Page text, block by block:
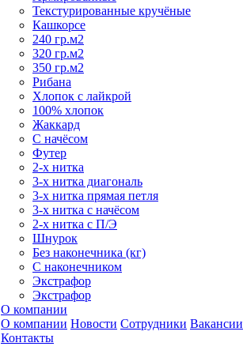
Текстурированные кручёные
Кашкорсе
240 гр.м2
320 гр.м2
350 гр.м2
Рибана
Хлопок с лайкрой
100% хлопок
Жаккард
С начёсом
Футер
2-х нитка
3-х нитка диагональ
3-х нитка прямая петля
3-х нитка с начёсом
2-х нитка с П/Э
Шнурок
Без наконечника (кг)
С наконечником
Экстрафор
Экстрафор
О компании
О компании Новости Сотрудники Вакансии
Контакты